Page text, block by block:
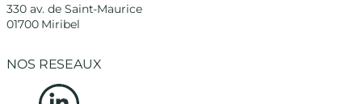
330 av. de Saint-Maurice
01700 Miribel
NOS RESEAUX